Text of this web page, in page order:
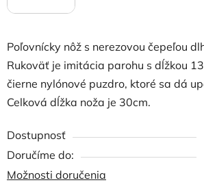
Poľovnícky nôž s nerezovou čepeľou
Rukoväť je imitácia parohu s dĺžkou
čierne nylónové puzdro, ktoré sa dá
Celková dĺžka noža je 30cm.
Dostupnosť
Možnosti doručenia